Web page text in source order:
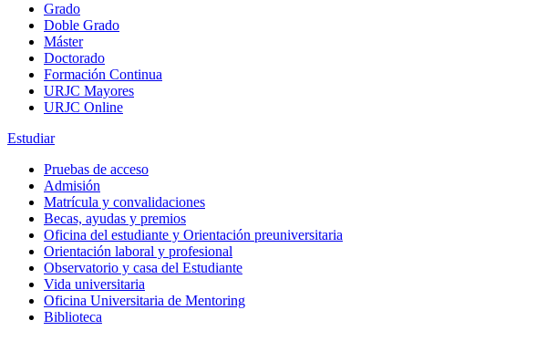
Grado
Doble Grado
Máster
Doctorado
Formación Continua
URJC Mayores
URJC Online
Estudiar
Pruebas de acceso
Admisión
Matrícula y convalidaciones
Becas, ayudas y premios
Oficina del estudiante y Orientación preuniversitaria
Orientación laboral y profesional
Observatorio y casa del Estudiante
Vida universitaria
Oficina Universitaria de Mentoring
Biblioteca